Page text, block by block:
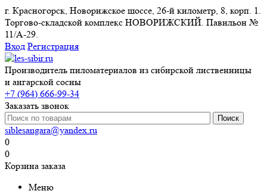
г. Красногорск, Новорижское шоссе, 26-й километр, 8, корп. 1.
Торгово-складской комплекс НОВОРИЖСКИЙ. Павильон №
11/A-29.
Вход Регистрация
Производитель пиломатериалов из сибирской лиственницы
и ангарской сосны
+7 (964) 666-99-34
Заказать звонок
siblesangara@yandex.ru
0
0
Корзина заказа
Меню